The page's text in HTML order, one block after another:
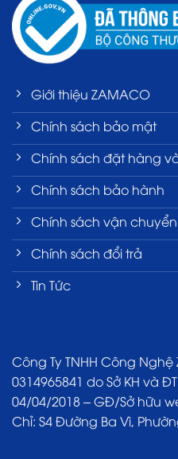
Giới thiệu ZAMACO
Chính sách bảo mật
Chính sách đặt hàng
Chính sách bảo hành
Chính sách vận
Chính sách đổi trả
Tin Tức
Công Ty TNHH Công Nghệ
0314965841 do Sở KH và
04/04/2018 – GĐ/Sở hữu
Chỉ: S4 Đường Ba Vì,